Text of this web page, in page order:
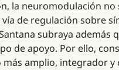
la neuromodulación
vía de regulación sobre
subraya
de apoyo. Por ello,
más amplio, integrador y